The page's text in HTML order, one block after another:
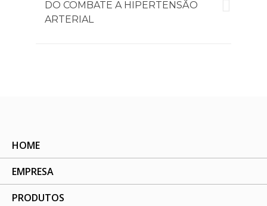
DO COMBATE A HIPERTENSÃO
ARTERIAL
HOME
EMPRESA
PRODUTOS